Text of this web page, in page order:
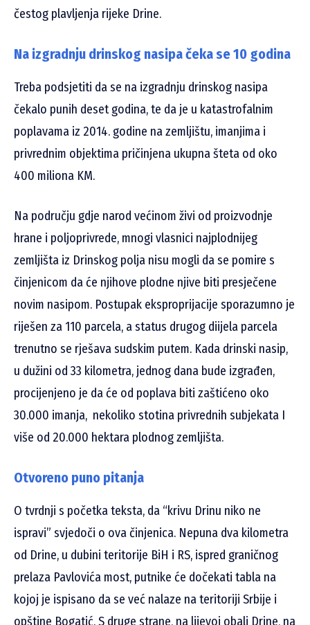
čestog plavljenja rijeke Drine.
Na izgradnju drinskog nasipa čeka se 10 godina
Treba podsjetiti da se na izgradnju drinskog nasipa
čekalo punih deset godina, te da je u katastrofalnim
poplavama iz 2014. godine na zemljištu, imanjima i
privrednim objektima pričinjena ukupna šteta od oko
400 miliona KM.
Na području gdje narod većinom živi od proizvodnje
hrane i poljoprivrede, mnogi vlasnici najplodnijeg
zemljišta iz Drinskog polja nisu mogli da se pomire s
činjenicom da će njihove plodne njive biti presječene
novim nasipom. Postupak eksproprijacije sporazumno je
riješen za 110 parcela, a status drugog diijela parcela
trenutno se rješava sudskim putem. Kada drinski nasip,
u dužini od 33 kilometra, jednog dana bude izgrađen,
procijenjeno je da će od poplava biti zaštićeno oko
30.000 imanja, nekoliko stotina privrednih subjekata I
više od 20.000 hektara plodnog zemljišta.
Otvoreno puno pitanja
O tvrdnji s početka teksta, da “krivu Drinu niko ne
ispravi” svjedoči o ova činjenica. Nepuna dva kilometra
od Drine, u dubini teritorije BiH i RS, ispred graničnog
prelaza Pavlovića most, putnike će dočekati tabla na
kojoj je ispisano da se već nalaze na teritoriji Srbije i
opštine Bogatić. S druge strane, na lijevoj obali Drine, na